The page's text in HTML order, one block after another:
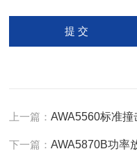
上一篇：AWA5560标准撞
下一篇：AWA5870B功率